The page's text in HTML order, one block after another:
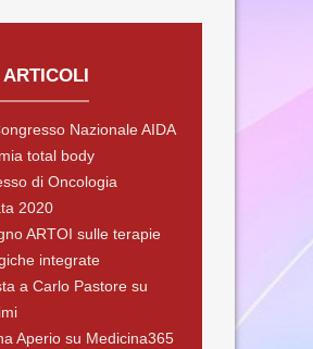
Nazionale AIDA
total body
di Oncologia
2020
ARTOI sulle terapie
integrate
a Carlo Pastore su
Aperio su Medicina365